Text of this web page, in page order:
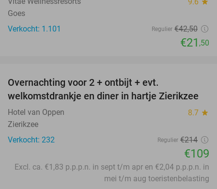
Goes
Verkocht: 1.101
Regulier €42,50
€21 ,50
Overnachting voor 2 + ontbijt + evt.
welkomstdrankje en diner in hartje Zierikzee
Hotel van Oppen 8.7 star
Zierikzee
Verkocht: 232
Regulier €214
€109
Excl. ca. €1,83 p.p.p.n. in sept t/m apr en €2,04 p.p.p.n. in
mei t/m aug toeristenbelasting